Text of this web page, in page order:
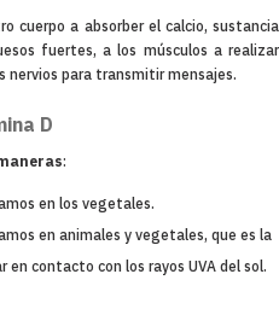
cuerpo a absorber el calcio, sustancia
fuertes, a los músculos a realizar
para transmitir mensajes.
D
:
en los vegetales.
en animales y vegetales, que es la
contacto con los rayos UVA del sol.